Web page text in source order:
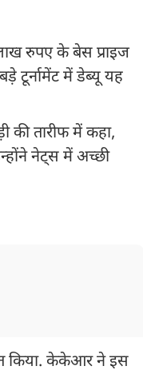
रुपए के बेस प्राइज
टूर्नामेंट में डेब्यू यह
की तारीफ में कहा,
नेट्स में अच्छी
किया. केकेआर ने इस